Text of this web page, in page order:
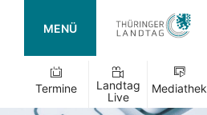
MENÜ
Termine
Landtag
Live
Mediathek